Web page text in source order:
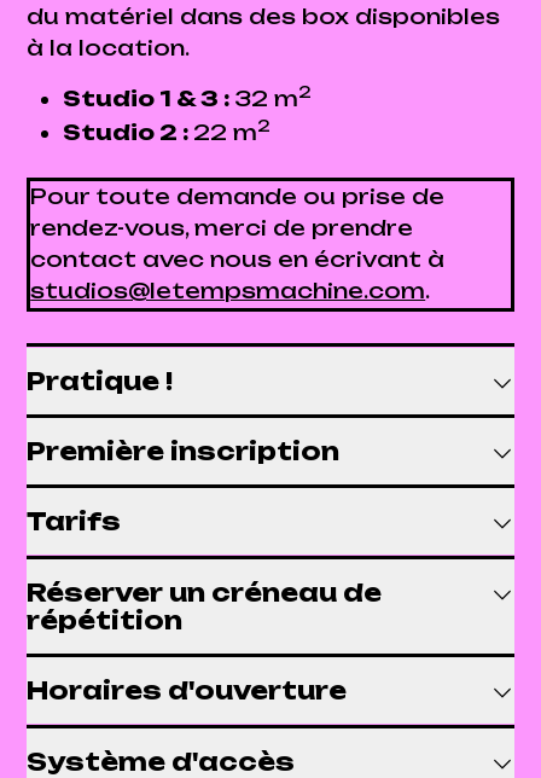
du matériel dans des box disponibles
à la location.
Studio 1 & 3 : 32 m2
Studio 2 : 22 m2
Pour toute demande ou prise de
rendez-vous, merci de prendre
contact avec nous en écrivant à
studios@letempsmachine.com.
Pratique !
Première inscription
Tarifs
Réserver un créneau de
répétition
Horaires d'ouverture
Système d'accès